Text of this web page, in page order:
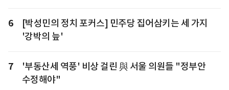
6
[박성민의 정치 포커스] 민주당 집어삼키는 세 가지
'강박의 늪'
7
'부동산세 역풍' 비상 걸린 與 서울 의원들 "정부안
수정해야"